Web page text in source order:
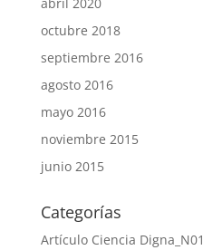
octubre 2018
septiembre 2016
agosto 2016
mayo 2016
noviembre 2015
junio 2015
Categorías
Artículo Ciencia Digna_N01